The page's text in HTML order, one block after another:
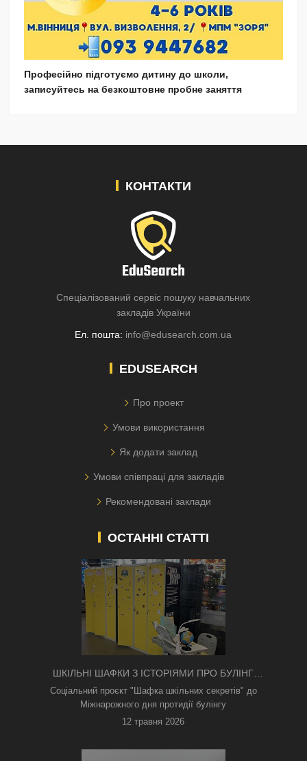
Професійно підготуємо дитину до школи,
записуйтесь на безкоштовне пробне заняття
КОНТАКТИ
Спеціалізований сервіс пошуку навчальних
закладів України
Ел. пошта: info@edusearch.com.ua
EDUSEARCH
Про проект
Умови використання
Як додати заклад
Умови співпраці для закладів
Рекомендовані заклади
ОСТАННІ СТАТТІ
ШКІЛЬНІ ШАФКИ З ІСТОРІЯМИ ПРО БУЛІНГ
З'ЯВИЛИСЯ В КИЄВІ
Соціальний проєкт "Шафка шкільних секретів" до
Міжнарожного дня протидії булінгу
12 травня 2026